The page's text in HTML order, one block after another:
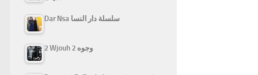
Dar Nsa سلسلة دار النسا
2 Wjouh 2 وجوه